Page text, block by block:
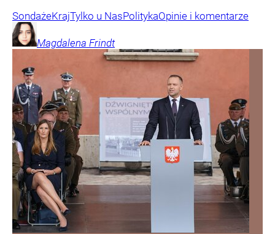
SondażeKrajTylko u NasPolitykaOpinie i komentarze
Magdalena Frindt